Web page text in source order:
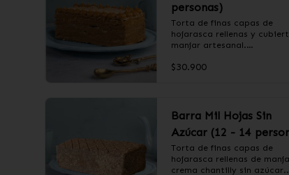
personas)
Torta de finas capas de
hojarasca rellenas y
manjar artesanal.
❄️ Producto Congelado
$30.900
Barra Mil Hojas Sin
Azúcar (12 - 14
Torta de finas capas de
hojarasca rellenas de
crema chantilly sin azúcar.